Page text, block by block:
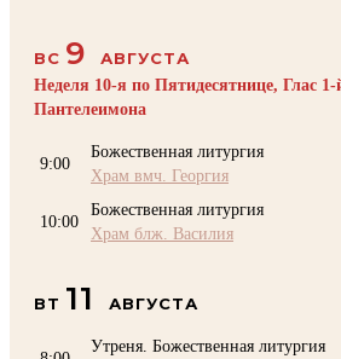
ВС 9
АВГУСТА
Неделя 10-я по Пятидесятнице, Глас
Пантелеимона
9:00
Божественная литургия
Храм вмч. Георгия
10:00
Божественная литургия
Храм блж. Василия
ВТ 11 АВГУСТА
Утреня. Божественная литургия